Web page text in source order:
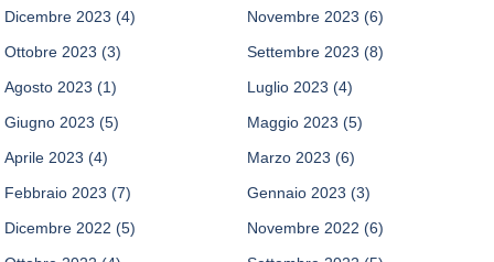
Dicembre 2023 (4) Novembre 2023 (6)
Ottobre 2023 (3) Settembre 2023 (8)
Agosto 2023 (1) Luglio 2023 (4)
Giugno 2023 (5) Maggio 2023 (5)
Aprile 2023 (4) Marzo 2023 (6)
Febbraio 2023 (7) Gennaio 2023 (3)
Dicembre 2022 (5) Novembre 2022 (6)